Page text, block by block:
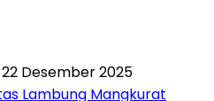
22 Desember 2025
Lambung Mangkurat